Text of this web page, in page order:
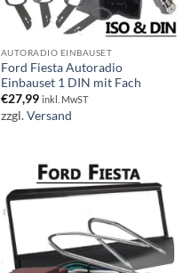
AUTORADIO EINBAUSET
Ford Fiesta Autoradio
Einbauset 1 DIN mit Fach
€27,99 inkl. MwST
zzgl.Versand